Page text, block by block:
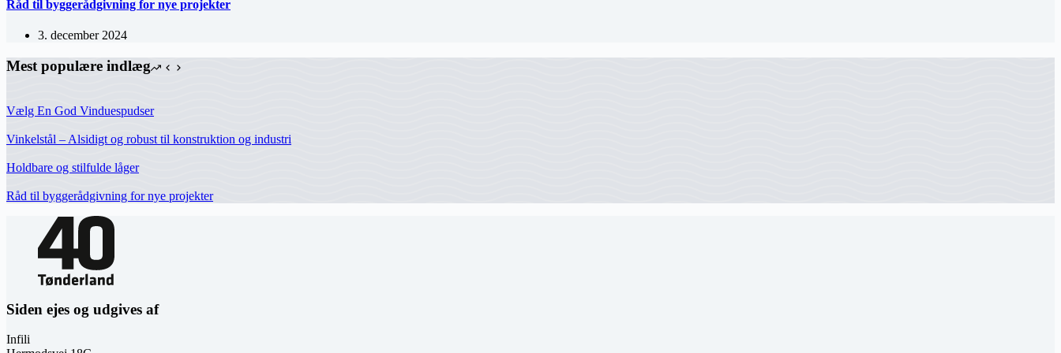
Råd til byggerådgivning for nye projekter
3. december 2024
Mest populære indlæg
Vælg En God Vinduespudser
Vinkelstål – Alsidigt og robust til konstruktion og industri
Holdbare og stilfulde låger
Råd til byggerådgivning for nye projekter
Siden ejes og udgives af
Infili